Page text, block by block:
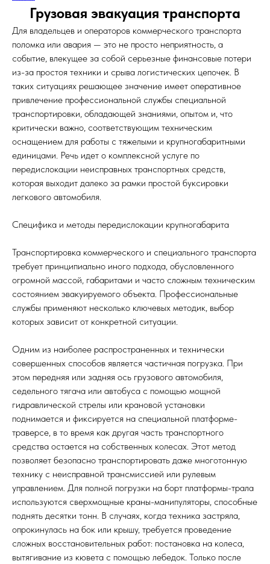
Грузовая эвакуация транспорта
Для владельцев и операторов коммерческого транспорта
поломка или авария — это не просто неприятность, а
событие, влекущее за собой серьезные финансовые потери
из-за простоя техники и срыва логистических цепочек. В
таких ситуациях решающее значение имеет оперативное
привлечение профессиональной службы специальной
транспортировки, обладающей знаниями, опытом и, что
критически важно, соответствующим техническим
оснащением для работы с тяжелыми и крупногабаритными
единицами. Речь идет о комплексной услуге по
передислокации неисправных транспортных средств,
которая выходит далеко за рамки простой буксировки
легкового автомобиля.
Специфика и методы передислокации крупногабарита
Транспортировка коммерческого и специального транспорта
требует принципиально иного подхода, обусловленного
огромной массой, габаритами и часто сложным техническим
состоянием эвакуируемого объекта. Профессиональные
службы применяют несколько ключевых методик, выбор
которых зависит от конкретной ситуации.
Одним из наиболее распространенных и технически
совершенных способов является частичная погрузка. При
этом передняя или задняя ось грузового автомобиля,
седельного тягача или автобуса с помощью мощной
гидравлической стрелы или крановой установки
поднимается и фиксируется на специальной платформе-
траверсе, в то время как другая часть транспортного
средства остается на собственных колесах. Этот метод
позволяет безопасно транспортировать даже многотонную
технику с неисправной трансмиссией или рулевым
управлением. Для полной погрузки на борт платформы-трала
используются сверхмощные краны-манипуляторы, способные
поднять десятки тонн. В случаях, когда техника застряла,
опрокинулась на бок или крышу, требуется проведение
сложных восстановительных работ: постановка на колеса,
вытягивание из кювета с помощью лебедок. Только после